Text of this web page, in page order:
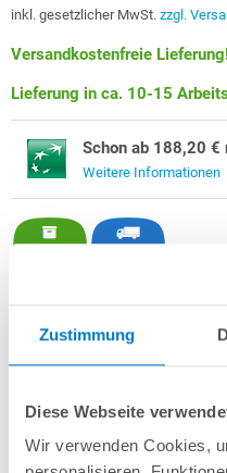
Zustimmung
Diese Webseite
Wir verwenden Cookies,
inkl. gesetzlicher MwSt. zzgl.
Versandkostenfreie
Lieferung in ca. 10-15
Schon ab 188,20 €
Weitere Informationen
Rechteckbecken
+ sehr passgenauer,
blauer PVC-
Aluminium-Einhängeprofile.Als
Unverrottbares Schutzvlies +
Mauerdurchführungen